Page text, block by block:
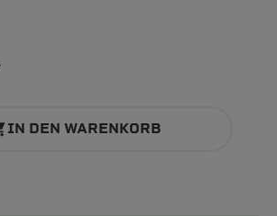
IN DEN WARENKORB